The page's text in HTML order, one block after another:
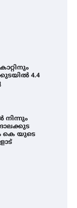
4.4
നിന്നും
കെ യുടെ